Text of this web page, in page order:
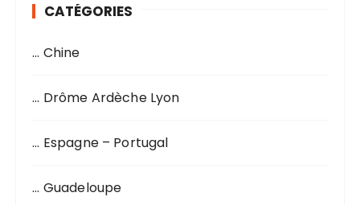
CATÉGORIES
… Chine
… Drôme Ardèche Lyon
… Espagne – Portugal
… Guadeloupe